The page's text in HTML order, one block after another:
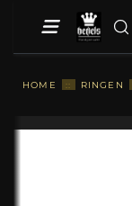
HOME :: RINGEN